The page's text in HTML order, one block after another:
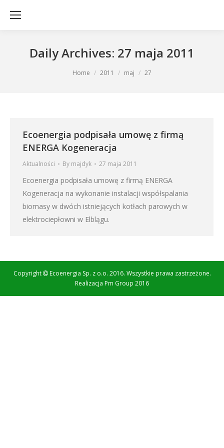
Daily Archives: 27 maja 2011
Home 2011 maj 27
Ecoenergia podpisała umowę z firmą
ENERGA Kogeneracja
Aktualności By majdyk 27 maja 2011
Ecoenergia podpisała umowę z firmą ENERGA
Kogeneracja na wykonanie instalacji współspalania
biomasy w dwóch istniejących kotłach parowych w
elektrociepłowni w Elblągu.
Copyright
Ecoenergia Sp. z o.o. 2016. Wszystkie prawa zastrzeżone.
Realizacja Pm Group 2016